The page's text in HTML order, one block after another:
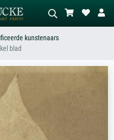
Beschrijf de scène – bijv. groene
weide, abstract met veel rood, donker
olieverfschilderij, staand naakt naast
kunstenaars
blad